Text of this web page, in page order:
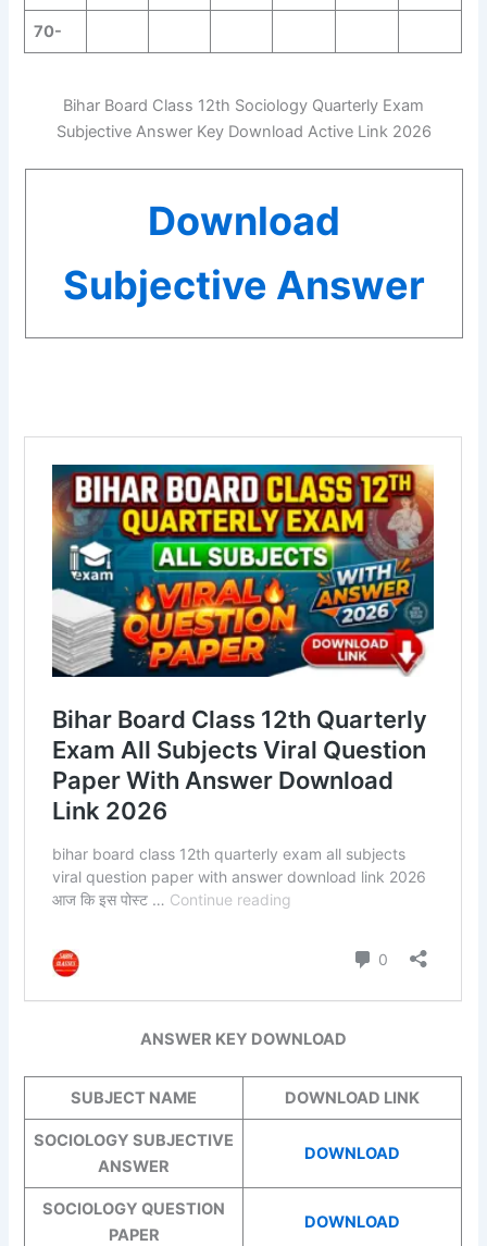
70-
Bihar Board Class 12th Sociology Quarterly Exam
Subjective Answer Key Download Active Link 2026
Download
Subjective Answer
ANSWER KEY DOWNLOAD
SUBJECT NAME DOWNLOAD LINK
SOCIOLOGY SUBJECTIVE
ANSWER
DOWNLOAD
SOCIOLOGY QUESTION
PAPER
DOWNLOAD